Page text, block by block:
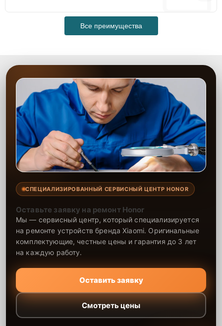
Все преимущества
СПЕЦИАЛИЗИРОВАННЫЙ СЕРВИСНЫЙ ЦЕНТР HONOR
Оставьте заявку на ремонт Honor
Мы — сервисный центр, который специализируется
на ремонте устройств бренда Xiaomi. Оригинальные
комплектующие, честные цены и гарантия до 3 лет
на каждую работу.
Оставить заявку
Смотреть цены